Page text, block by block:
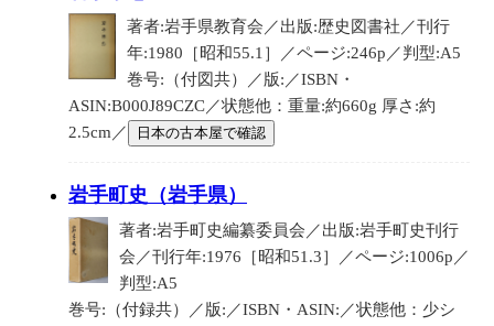
著者:岩手県教育会／出版:歴史図書社／刊行
年:1980［昭和55.1］／ページ:246p／判型:A5
巻号:（付図共）／版:／ISBN・
ASIN:B000J89CZC／状態他：重量:約660g 厚さ:約
2.5cm／
日本の古本屋で確認
岩手町史（岩手県）
著者:岩手町史編纂委員会／出版:岩手町史刊行
会／刊行年:1976［昭和51.3］／ページ:1006p／
判型:A5
巻号:（付録共）／版:／ISBN・ASIN:／状態他：少シ